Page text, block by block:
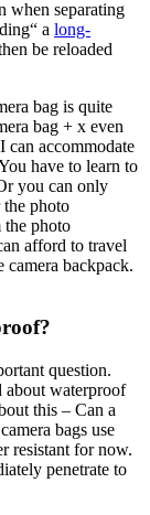
when separating
a long-
be reloaded
bag is quite
bag + x even
can accommodate
have to learn to
you can only
photo
the photo
afford to travel
backpack.
question.
about waterproof
this – Can a
bags use
resistant for now.
penetrate to